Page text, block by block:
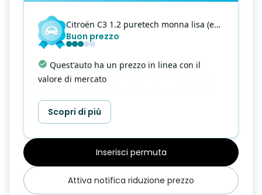
Bluetooth®, presa USB e presa Jack (WLNN)
CASSETTINO PORTAOGGETTI REFRIGERATO
Chiusura centralizzata con telecomando
Citroën LED diurni
CLIMATIZZATORE AUTOMATICO con filtro antipolline a carboni
CLIMATIZZATORE con filtro antipolline a carboni attivi
Computer di bordo con indicatore della
CONCHIGLIE DEI RETROVISORI IN TINTA CARROZZERIA
Citroën C3 1.2 puretech monna lisa (exclusive) 82cv my16
Buon prezzo
Quest'auto ha un prezzo in linea con il
valore di mercato
Scopri di più
Inserisci permuta
Attiva notifica riduzione prezzo